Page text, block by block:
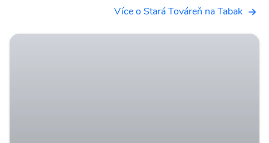
Více o Stará Továreň na Tabak